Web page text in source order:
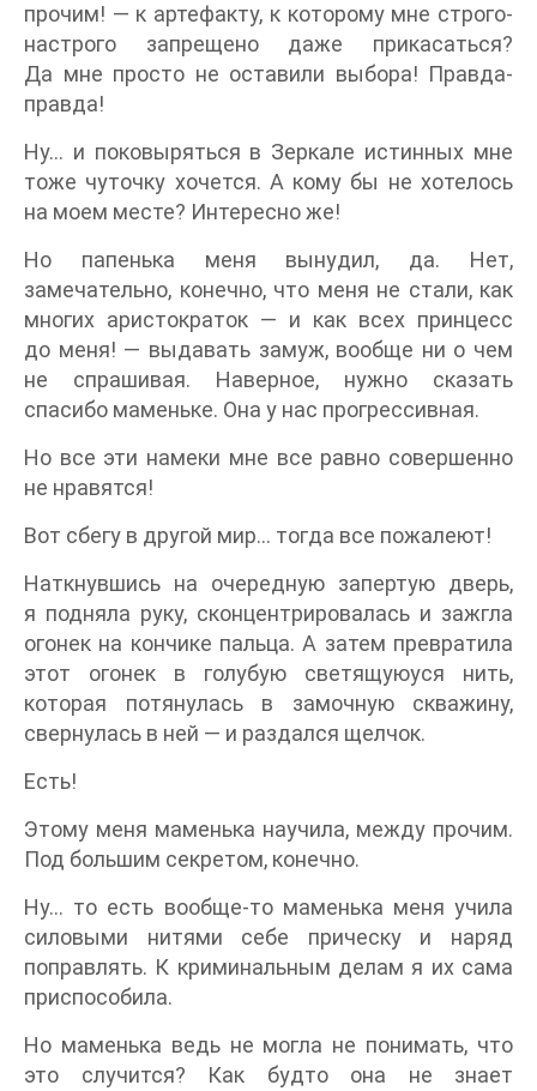
прочим! — к артефакту, к которому мне строго-
настрого запрещено даже прикасаться?
Да мне просто не оставили выбора! Правда-
правда!
Ну… и поковыряться в Зеркале истинных мне
тоже чуточку хочется. А кому бы не хотелось
на моем месте? Интересно же!
Но папенька меня вынудил, да. Нет,
замечательно, конечно, что меня не стали, как
многих аристократок — и как всех принцесс
до меня! — выдавать замуж, вообще ни о чем
не спрашивая. Наверное, нужно сказать
спасибо маменьке. Она у нас прогрессивная.
Но все эти намеки мне все равно совершенно
не нравятся!
Вот сбегу в другой мир… тогда все пожалеют!
Наткнувшись на очередную запертую дверь,
я подняла руку, сконцентрировалась и зажгла
огонек на кончике пальца. А затем превратила
этот огонек в голубую светящуюуся нить,
которая потянулась в замочную скважину,
свернулась в ней — и раздался щелчок.
Есть!
Этому меня маменька научила, между прочим.
Под большим секретом, конечно.
Ну… то есть вообще-то маменька меня учила
силовыми нитями себе прическу и наряд
поправлять. К криминальным делам я их сама
приспособила.
Но маменька ведь не могла не понимать, что
это случится? Как будто она не знает